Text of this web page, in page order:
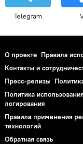
Telegram
О проекте Правила
Контакты и
Пресс-релизы
Политика
логирования
Правила применения
технологий
Обратная связь